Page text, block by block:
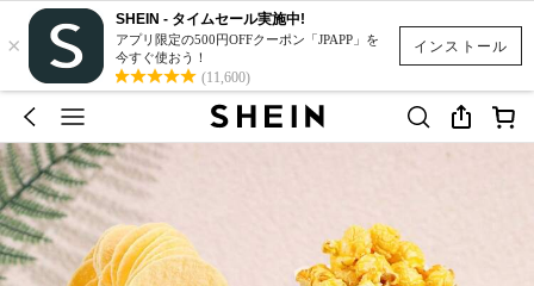
インストール
×
SHEIN - タイムセール実施中!
アプリ限定の500円OFFクーポン「JPAPP」を
今すぐ使おう！
(11,600)